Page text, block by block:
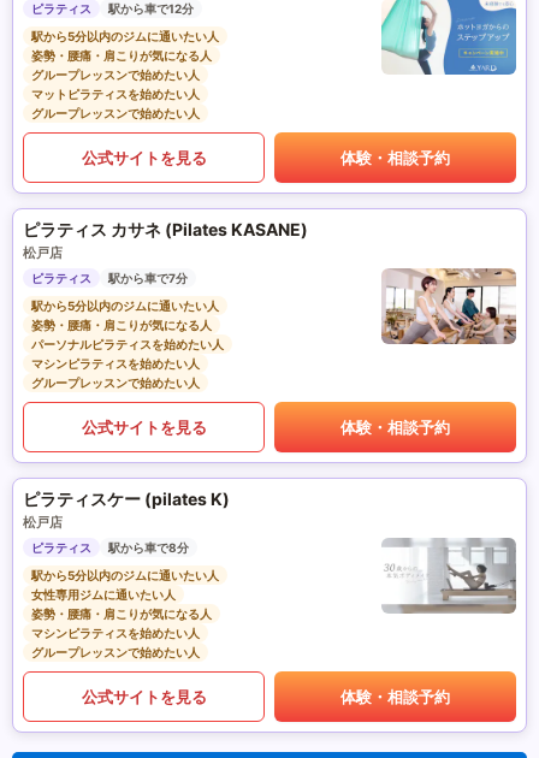
ピラティス
駅から車で12分
駅から5分以内のジムに通いたい人
姿勢・腰痛・肩こりが気になる人
グループレッスンで始めたい人
マットピラティスを始めたい人
グループレッスンで始めたい人
公式サイトを見る 体験・相談予約
ピラティス カサネ (Pilates KASANE)
松戸店
ピラティス
駅から車で7分
駅から5分以内のジムに通いたい人
姿勢・腰痛・肩こりが気になる人
パーソナルピラティスを始めたい人
マシンピラティスを始めたい人
グループレッスンで始めたい人
公式サイトを見る 体験・相談予約
ピラティスケー (pilates K)
松戸店
ピラティス
駅から車で8分
駅から5分以内のジムに通いたい人
女性専用ジムに通いたい人
姿勢・腰痛・肩こりが気になる人
マシンピラティスを始めたい人
グループレッスンで始めたい人
公式サイトを見る 体験・相談予約